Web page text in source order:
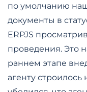
по умолчанию наш
документы в
ERPJS
проведения. Это
раннем этапе
агенту